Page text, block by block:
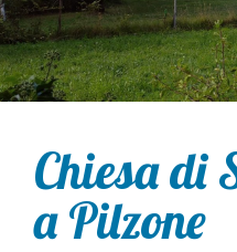
Chiesa di
a Pilzone